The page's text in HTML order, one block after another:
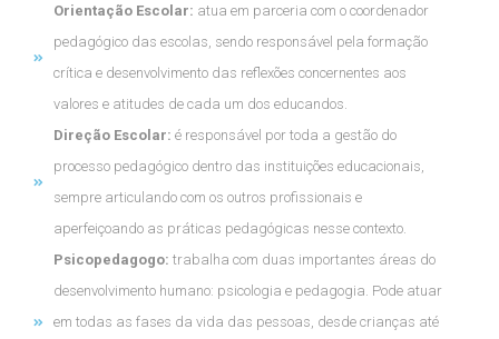
Orientação Escolar: atua em parceria com o coordenador
pedagógico das escolas, sendo responsável pela formação
crítica e desenvolvimento das reflexões concernentes aos
valores e atitudes de cada um dos educandos.
Direção Escolar: é responsável por toda a gestão do
processo pedagógico dentro das instituições educacionais,
sempre articulando com os outros profissionais e
aperfeiçoando as práticas pedagógicas nesse contexto.
Psicopedagogo: trabalha com duas importantes áreas do
desenvolvimento humano: psicologia e pedagogia. Pode atuar
em todas as fases da vida das pessoas, desde crianças até